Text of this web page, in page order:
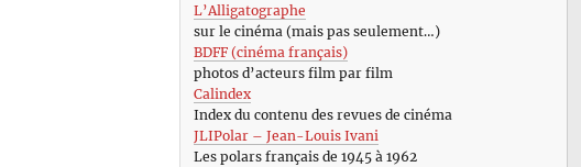
L’Alligatographe
sur le cinéma (mais pas seulement…)
BDFF (cinéma français)
photos d’acteurs film par film
Calindex
Index du contenu des revues de cinéma
JLIPolar – Jean-Louis Ivani
Les polars français de 1945 à 1962